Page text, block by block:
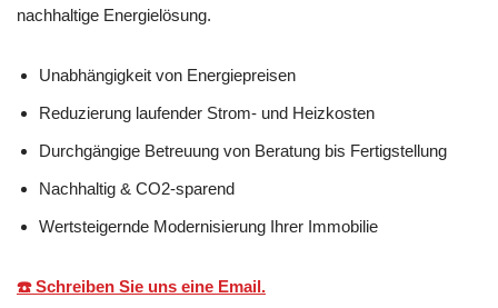
nachhaltige Energielösung.
Unabhängigkeit von Energiepreisen
Reduzierung laufender Strom- und Heizkosten
Durchgängige Betreuung von Beratung bis Fertigstellung
Nachhaltig & CO2-sparend
Wertsteigernde Modernisierung Ihrer Immobilie
☎️ Schreiben Sie uns eine Email.